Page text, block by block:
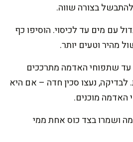
בצורה שווה.
עם מים עד לכיסוי. הוסיפו כף
מהיר וטעים יותר.
שתפוחי האדמה מתרככים
כ-20 דקות. לבדיקה, נעצו סכין חדה – אם היא
האדמה מוכנים.
ושמרו בצד כוס אחת ממי